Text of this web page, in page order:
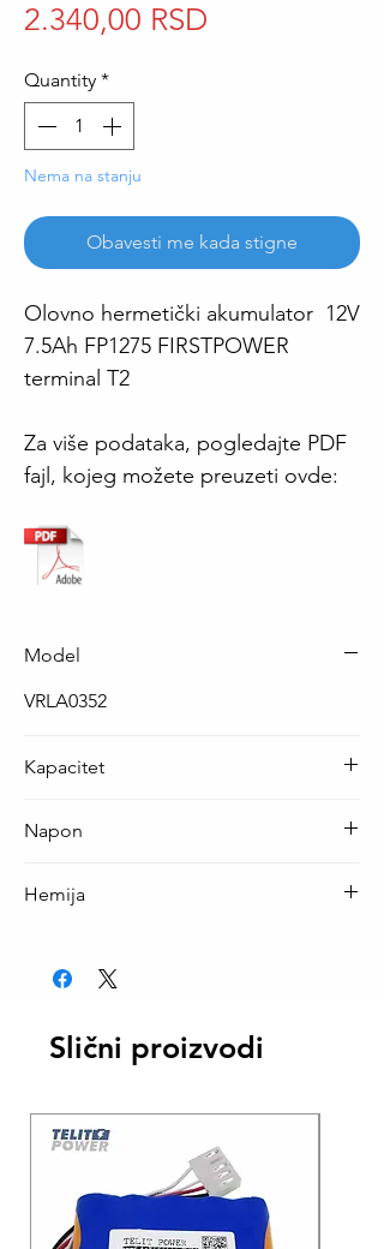
2.340,00 RSD
Quantity *
Nema na stanju
Obavesti me kada stigne
Olovno hermetički akumulator 12V
7.5Ah FP1275 FIRSTPOWER
terminal T2
Za više podataka, pogledajte PDF
fajl, kojeg možete preuzeti ovde:
Model
VRLA0352
Kapacitet
Napon
Hemija
Slični proizvodi